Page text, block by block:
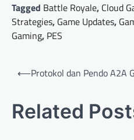
Tagged Battle Royale, Cloud
Strategies, Game Updates,
Gaming, PES
Post
⟵Protokol dan Pendo A2A
Related